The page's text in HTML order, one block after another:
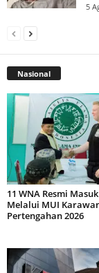
5
Nasional
11 WNA Resmi
Melalui MUI
Pertengahan 2026